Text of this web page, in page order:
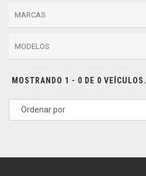
MARCAS
MODELOS
MOSTRANDO 1 - 0 DE 0 VEÍCULOS.
Ordenar por